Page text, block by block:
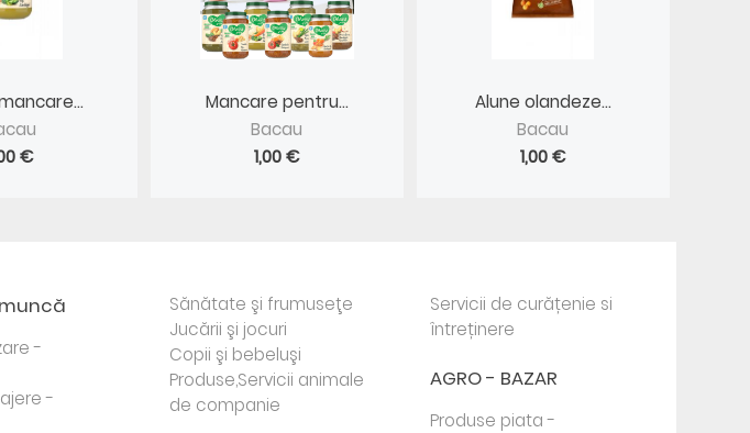
€
Mancare pentru...
Bacau
1,00 €
Alune olandeze...
Bacau
1,00 €
-
-
Sănătate şi frumuseţe
Jucării şi jocuri
Copii şi bebeluşi
Produse,Servicii animale
de companie
Servicii de curățenie si
întreținere
AGRO - BAZAR
Produse piata -